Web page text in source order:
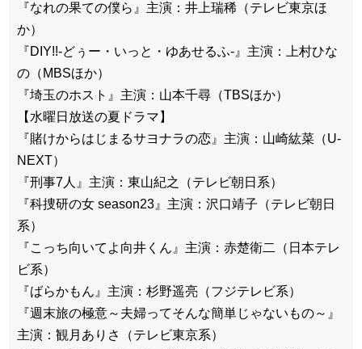
『なれの果ての僕ら』主演：井上瑞稀（テレビ東京ほ
か）
『DIY!!-どぅー・いっと・ゆあせるふ-』主演：上村ひな
の（MBSほか）
『埼玉のホスト』主演：山本千尋（TBSほか）
【水曜日放送の夏ドラマ】
『賭けからはじまるサヨナラの恋』主演：山崎紘菜（U-
NEXT）
『刑事7人』主演：東山紀之（テレビ朝日系）
『科捜研の女 season23』主演：沢口靖子（テレビ朝日
系）
『こっち向いてよ向井くん』主演：赤楚衛二（日本テレ
ビ系）
『ばらかもん』主演：杉野遥亮（フジテレビ系）
『週末旅の極意～夫婦ってそんな簡単じゃないもの～』
主演：観月ありさ（テレビ東京系）